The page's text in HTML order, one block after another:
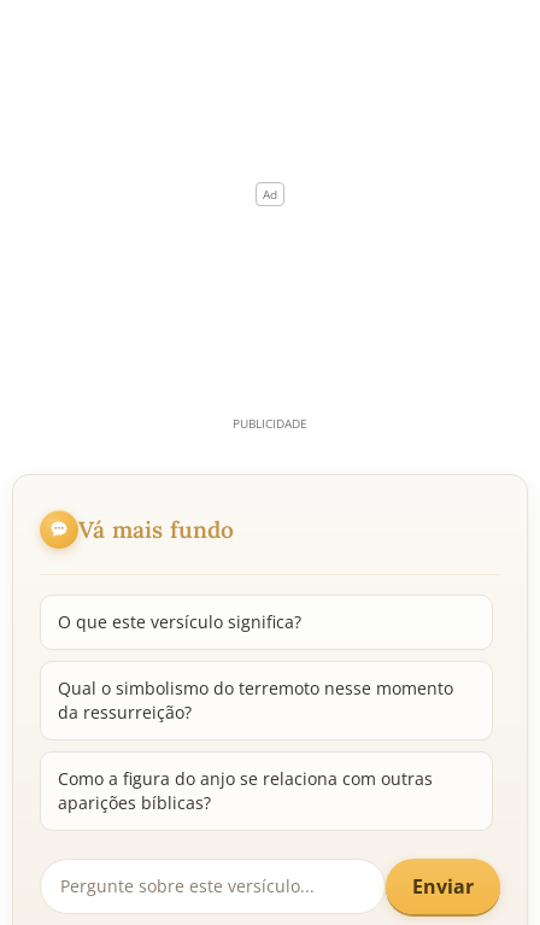
Vá mais fundo
O que este versículo significa?
Qual o simbolismo do terremoto nesse momento
da ressurreição?
Como a figura do anjo se relaciona com outras
aparições bíblicas?
Enviar